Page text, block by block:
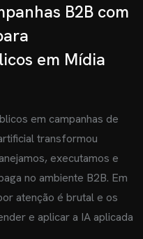
B2B com
em Mídia
em campanhas de
transformou
executamos e
no ambiente B2B. Em
atenção é brutal e os
e aplicar a IA aplicada